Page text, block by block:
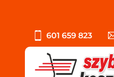
601 659 823